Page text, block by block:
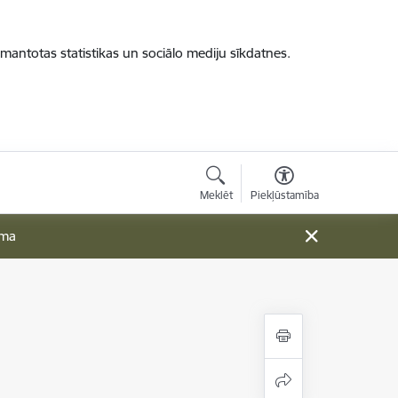
statistikas un sociālo mediju sīkdatnes.
Meklēt Piekļūstamība